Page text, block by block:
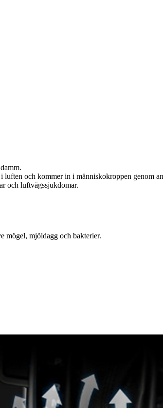
och kommer in i människokroppen genom
och luftvägssjukdomar.
mögel, mjöldagg och bakterier.